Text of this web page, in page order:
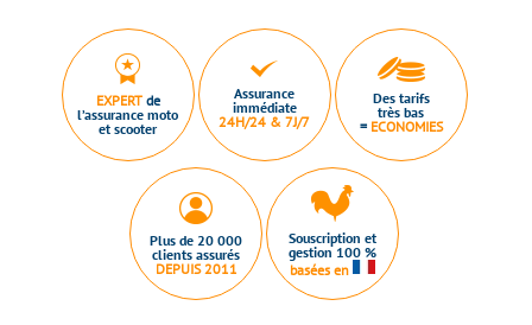
EXPERTde
l’assurance moto
et scooter
Assurance
immédiate
24H/24 & 7J/7
Des tarifs
très bas
= ECONOMIES
Plus de 20 000
clients assurés
DEPUIS 2011
Souscription et
gestion 100 %
basées en